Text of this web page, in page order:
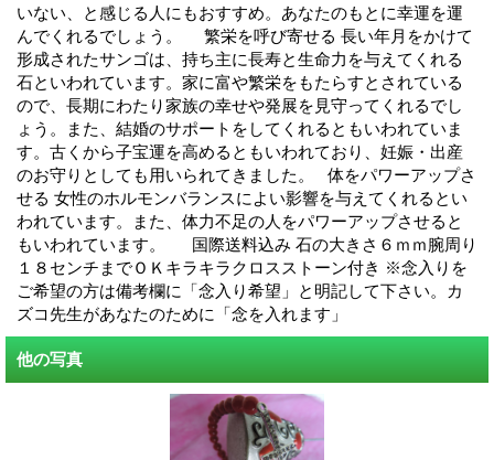
いない、と感じる人にもおすすめ。あなたのもとに幸運を運
んでくれるでしょう。 繁栄を呼び寄せる 長い年月をかけて
形成されたサンゴは、持ち主に長寿と生命力を与えてくれる
石といわれています。家に富や繁栄をもたらすとされている
ので、長期にわたり家族の幸せや発展を見守ってくれるでし
ょう。また、結婚のサポートをしてくれるともいわれていま
す。古くから子宝運を高めるともいわれており、妊娠・出産
のお守りとしても用いられてきました。 体をパワーアップさ
せる 女性のホルモンバランスによい影響を与えてくれるとい
われています。また、体力不足の人をパワーアップさせると
もいわれています。 国際送料込み 石の大きさ６ｍｍ腕周り
１８センチまでＯＫキラキラクロスストーン付き ※念入りを
ご希望の方は備考欄に「念入り希望」と明記して下さい。カ
ズコ先生があなたのために「念を入れます」
他の写真